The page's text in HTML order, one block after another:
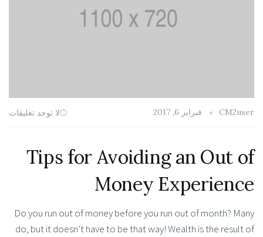
CM2user فبراير 6, 2017 لا توجد تعليقات
Tips for Avoiding an Out of
Money Experience
Do you run out of money before you run out of month? Many
do, but it doesn’t have to be that way! Wealth is the result of